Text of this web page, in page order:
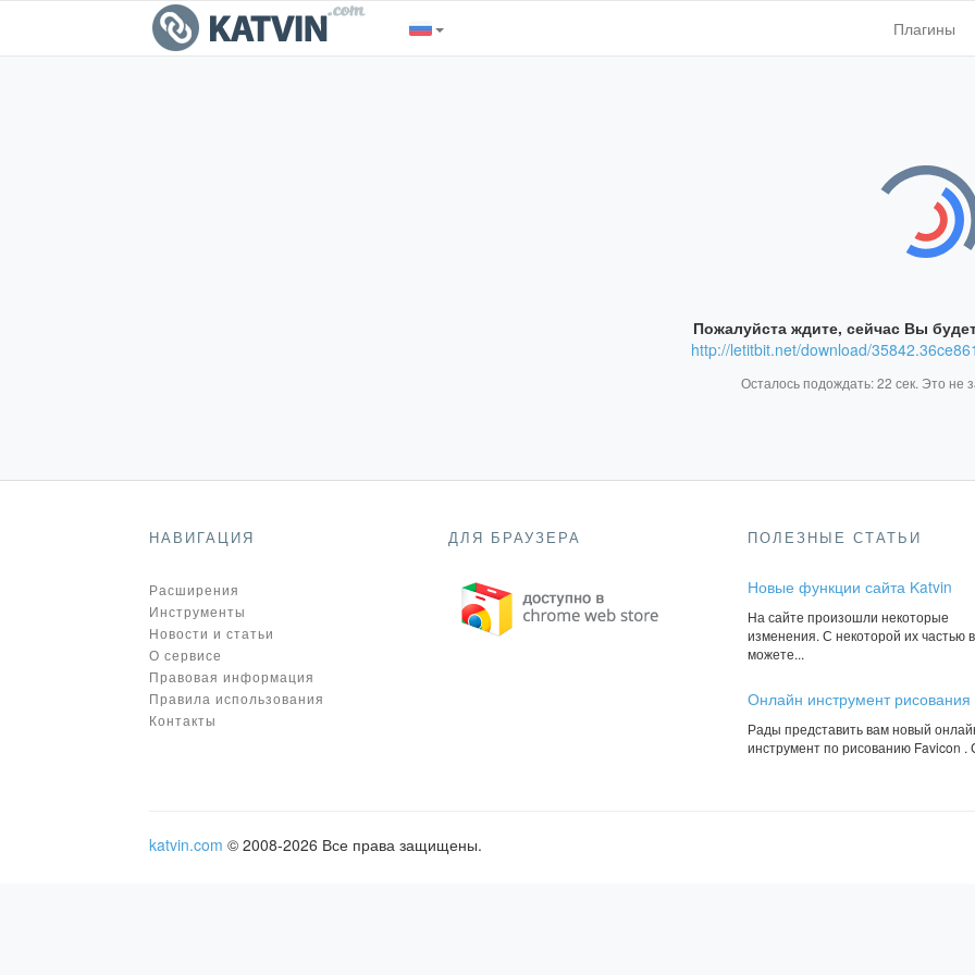
Плагины
Пожалуйста ждите, сейчас Вы
http://letitbit.net/download/
Осталось подождать:22 сек. Это не
НАВИГАЦИЯ
Расширения
Инструменты
Новости и статьи
О сервисе
Правовая информация
Правила использования
Контакты
ДЛЯ БРАУЗЕРА ПОЛЕЗНЫЕ СТАТЬИ
Новые функции сайта Katvin
На сайте произошли некоторые
изменения. С некоторой их частью
можете...
Онлайн инструмент рисования
Рады представить вам новый
инструмент по рисованию Favicon .
katvin.com © 2008-2026 Все права защищены.